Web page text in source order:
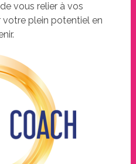
vous relier à vos
votre plein potentiel en